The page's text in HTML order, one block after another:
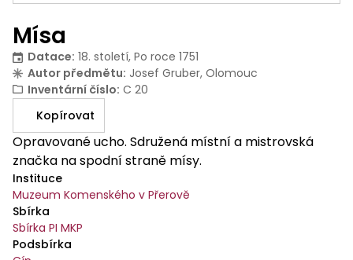
Mísa
Datace: 18. století, Po roce 1751
Autor předmětu: Josef Gruber, Olomouc
Inventární číslo: C 20
Kopírovat
Opravované ucho. Sdružená místní a mistrovská
značka na spodní straně mísy.
Instituce
Muzeum Komenského v Přerově
Sbírka
Sbírka PI MKP
Podsbírka